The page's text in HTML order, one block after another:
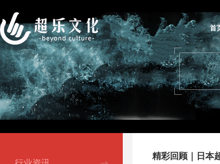
首
精彩回顾｜日本